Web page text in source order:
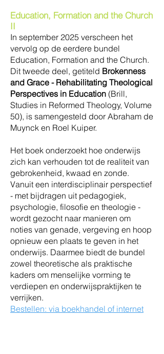
Education, Formation and the Church
II
In september 2025 verscheen het
vervolg op de eerdere bundel
Education, Formation and the Church.
Dit tweede deel, getiteld Brokenness
and Grace - Rehabilitating Theological
Perspectives in Education (Brill,
Studies in Reformed Theology, Volume
50), is samengesteld door Abraham de
Muynck en Roel Kuiper.
Het boek onderzoekt hoe onderwijs
zich kan verhouden tot de realiteit van
gebrokenheid, kwaad en zonde.
Vanuit een interdisciplinair perspectief
- met bijdragen uit pedagogiek,
psychologie, filosofie en theologie -
wordt gezocht naar manieren om
noties van genade, vergeving en hoop
opnieuw een plaats te geven in het
onderwijs. Daarmee biedt de bundel
zowel theoretische als praktische
kaders om menselijke vorming te
verdiepen en onderwijspraktijken te
verrijken.
Bestellen: via boekhandel of internet